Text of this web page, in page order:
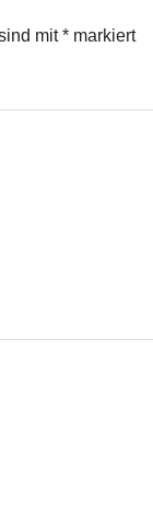
mit* markiert